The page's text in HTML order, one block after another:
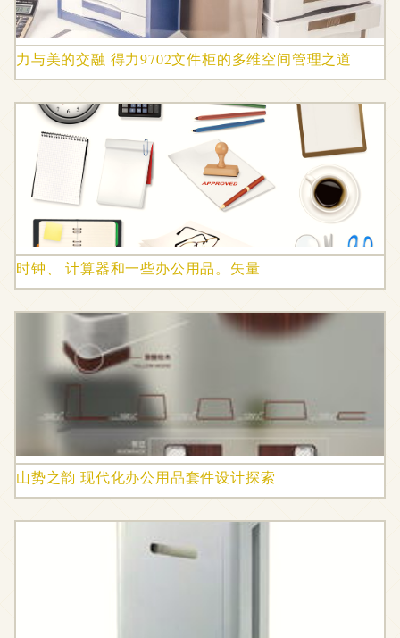
力与美的交融 得力9702文件柜的多维空间管理之道
时钟、 计算器和一些办公用品。矢量
山势之韵 现代化办公用品套件设计探索